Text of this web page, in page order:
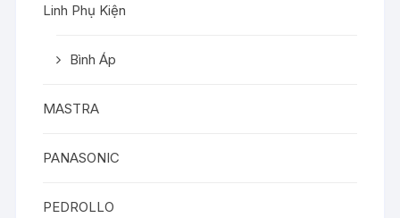
Linh Phụ Kiện
Bình Áp
MASTRA
PANASONIC
PEDROLLO